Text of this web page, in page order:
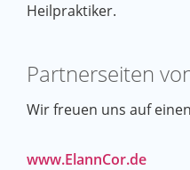
Heilpraktiker.
Partnerseiten
Wir freuen uns auf
www.ElannCor.de